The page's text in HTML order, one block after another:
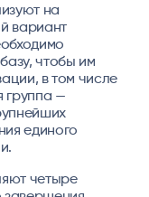
на
вариант
чтобы им
в том числе
группа —
единого
четыре